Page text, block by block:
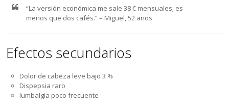
“La versión económica me sale 38 € mensuales; es
menos que dos cafés.” – Miguel, 52 años
Efectos secundarios
Dolor de cabeza leve bajo 3 %
Dispepsia raro
lumbalgia poco frecuente